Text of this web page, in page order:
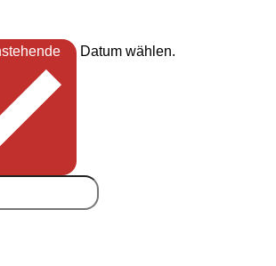
Datum wählen.